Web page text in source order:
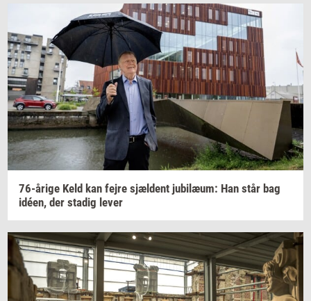
76-​årige Keld kan fejre sjæl­dent ju­bilæum: Han står bag
idéen, der sta­dig lever